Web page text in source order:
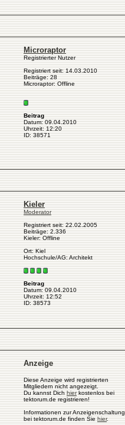
Microraptor
Registrierter Nutzer
Registriert seit: 14.03.2010
Beiträge: 28
Microraptor: Offline
Beitrag
Datum: 09.04.2010
Uhrzeit: 12:20
ID: 38571
Kieler
Moderator
Registriert seit: 22.02.2005
Beiträge: 2.336
Kieler: Offline
Ort: Kiel
Hochschule/AG: Architekt
Beitrag
Datum: 09.04.2010
Uhrzeit: 12:52
ID: 38573
Anzeige
Diese Anzeige wird registrierten
Mitgliedern nicht angezeigt.
Du kannst Dich hierkostenlos bei
tektorum.de registrieren!
Informationen zur Anzeigenschaltung
bei tektorum.de finden Sie hier.